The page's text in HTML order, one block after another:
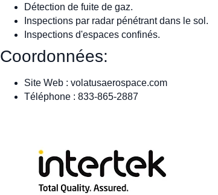
Détection de fuite de gaz.
Inspections par radar pénétrant dans le sol.
Inspections d'espaces confinés.
Coordonnées:
Site Web : volatusaerospace.com
Téléphone : 833-865-2887